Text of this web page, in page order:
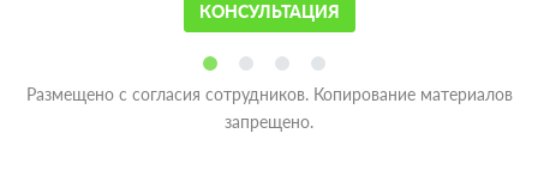
КОНСУЛЬТАЦИЯ
Размещено с согласия сотрудников. Копирование материалов
запрещено.